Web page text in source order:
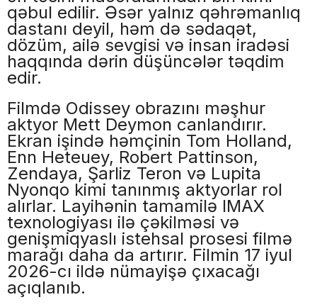
qəbul edilir. Əsər yalnız qəhrəmanlıq
dastanı deyil, həm də sədaqət,
dözüm, ailə sevgisi və insan iradəsi
haqqında dərin düşüncələr təqdim
edir.
Filmdə Odissey obrazını məşhur
aktyor Mett Deymon canlandırır.
Ekran işində həmçinin Tom Holland,
Enn Heteuey, Robert Pattinson,
Zendaya, Şarliz Teron və Lupita
Nyonqo kimi tanınmış aktyorlar rol
alırlar. Layihənin tamamilə IMAX
texnologiyası ilə çəkilməsi və
genişmiqyaslı istehsal prosesi filmə
marağı daha da artırır. Filmin 17 iyul
2026-cı ildə nümayişə çıxacağı
açıqlanıb.